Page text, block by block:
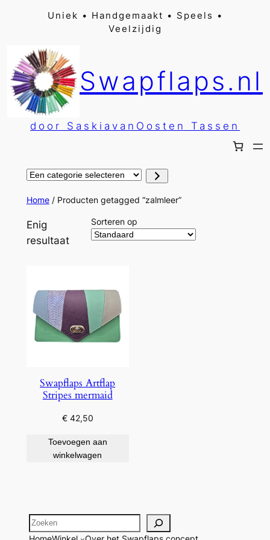
inhoud
Uniek • Handgemaakt • Speels •
Veelzijdig
Swapflaps.nl
door SaskiavanOosten Tassen
Een
categorie
Home/ Producten getagged “zalmleer”
Enig
resultaat
Sorteren op
Swapflaps Artflap
Stripes mermaid
€42,50
Toevoegen aan
winkelwagen
Zoeken